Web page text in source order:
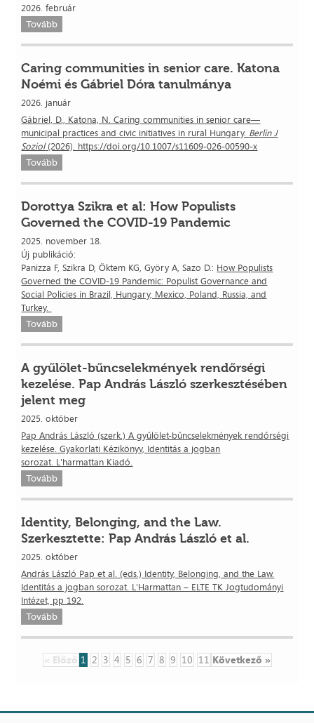
2026. február
Tovább
Caring communities in senior care. Katona
Noémi és Gábriel Dóra tanulmánya
2026. január
Gábriel, D., Katona, N. Caring communities in senior care—
municipal practices and civic initiatives in rural Hungary. Berlin J
Soziol(2026). https://doi.org/10.1007/s11609-026-00590-x
Tovább
Dorottya Szikra et al: How Populists
Governed the COVID-19 Pandemic
2025. november 18.
Új publikáció:
Panizza F, Szikra D, Öktem KG, Györy A, Sazo D.: How Populists
Governed the COVID-19 Pandemic: Populist Governance and
Social Policies in Brazil, Hungary, Mexico, Poland, Russia, and
Turkey.
Tovább
A gyűlölet-bűncselekmények rendőrségi
kezelése. Pap András László szerkesztésében
jelent meg
2025. október
Pap András László (szerk.) A gyűlölet-bűncselekmények rendőrségi
kezelése. Gyakorlati Kézikönyv, Identitás a jogban
sorozat. L'harmattan Kiadó.
Tovább
Identity, Belonging, and the Law.
Szerkesztette: Pap András László et al.
2025. október
András László Pap et al. (eds.) Identity, Belonging, and the Law.
Identitás a jogban sorozat. L'Harmattan – ELTE TK Jogtudományi
Intézet, pp 192.
Tovább
« Előző 1 2 3 4 5 6 7 8 9 10 11 Következő »